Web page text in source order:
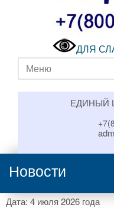
ДЛЯ
Меню
ЕДИНЫЙ
Новости
Дата: 4 июля 2026 года